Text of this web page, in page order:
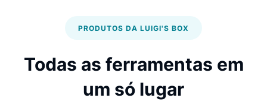
PRODUTOS DA LUIGI'S BOX
Todas as ferramentas em
um só lugar